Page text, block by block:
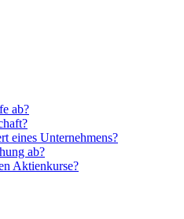
ab?
eines Unternehmens?
ab?
Aktienkurse?